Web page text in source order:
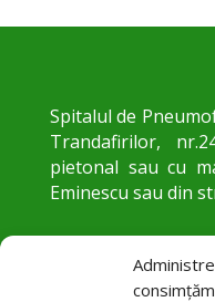
Spitalul de
Trandafirilor,
pietonal sau cu
Eminescu sau din